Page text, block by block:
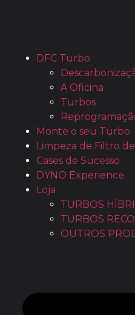
DFC Turbo
A Oficina
Turbos
Monte o seu Turbo
Limpeza de Filtro
Cases de Sucesso
DYNO Experience
Loja
TURBOS
TURBOS
OUTROS